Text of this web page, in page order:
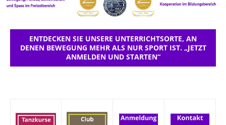
ENTDECKEN SIE UNSERE UNTERRICHTSORTE, AN
DENEN BEWEGUNG MEHR ALS NUR SPORT IST. „JETZT
ANMELDEN UND STARTEN“